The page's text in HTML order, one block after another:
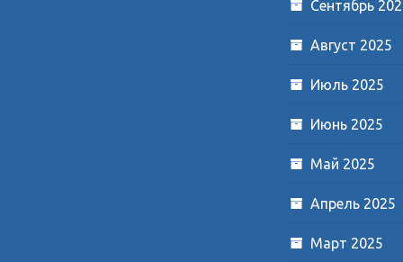
Сентябрь
Август 2025
Июль 2025
Июнь 2025
Май 2025
Апрель 2025
Март 2025